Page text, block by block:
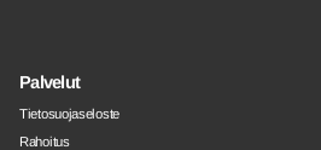
Palvelut
Tietosuojaseloste
Rahoitus